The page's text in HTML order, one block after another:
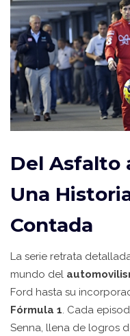
Del Asfalto
Una
Contada
La serie retrata
mundo del
Ford hasta su
Fórmula 1. Cada
Senna, llena de logros